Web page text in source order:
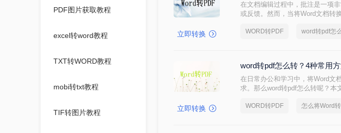
PDF图片获取教程
excel转word教程
TXT转WORD教程
mobi转txt教程
TIF转图片教程
立即转换
在文档编辑过程中，批注是一项
或反馈。然而，当将Word文档转
呢？本文将为您提供解决方案。
WORD转PDF word转pdf怎
立即转换
word转pdf怎么转？4种常用方
在日常办公和学习中，将Word文
求。那么word转pdf怎么转呢？本
WORD转PDF